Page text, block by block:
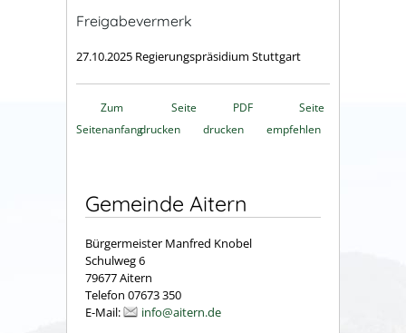
Freigabevermerk
27.10.2025 Regierungspräsidium Stuttgart
Zum
Seitenanfang
Seite
drucken
PDF
drucken
Seite
empfehlen
Gemeinde Aitern
Bürgermeister Manfred Knobel
Schulweg 6
79677 Aitern
Telefon 07673 350
E-Mail:
info@aitern.de